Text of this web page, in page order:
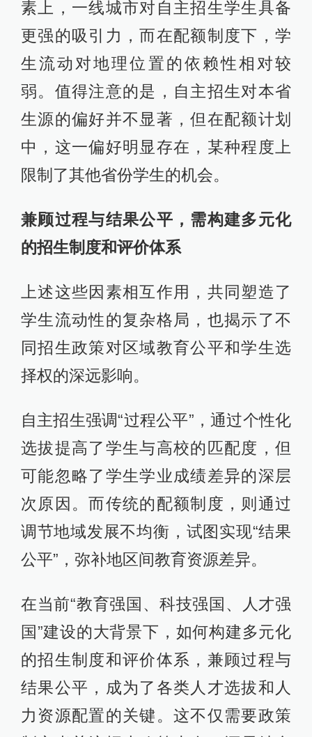
素上，一线城市对自主招生学生具备
更强的吸引力，而在配额制度下，学
生流动对地理位置的依赖性相对较
弱。值得注意的是，自主招生对本省
生源的偏好并不显著，但在配额计划
中，这一偏好明显存在，某种程度上
限制了其他省份学生的机会。
兼顾过程与结果公平，需构建多元化
的招生制度和评价体系
上述这些因素相互作用，共同塑造了
学生流动性的复杂格局，也揭示了不
同招生政策对区域教育公平和学生选
择权的深远影响。
自主招生强调“过程公平”，通过个性化
选拔提高了学生与高校的匹配度，但
可能忽略了学生学业成绩差异的深层
次原因。而传统的配额制度，则通过
调节地域发展不均衡，试图实现“结果
公平”，弥补地区间教育资源差异。
在当前“教育强国、科技强国、人才强
国”建设的大背景下，如何构建多元化
的招生制度和评价体系，兼顾过程与
结果公平，成为了各类人才选拔和人
力资源配置的关键。这不仅需要政策